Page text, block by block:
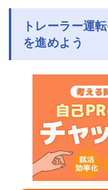
トレーラー運
を進めよう